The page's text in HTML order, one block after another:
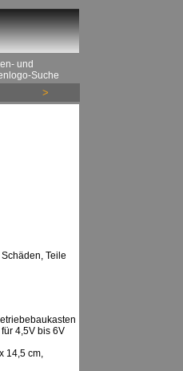
und
Suche
>
Teile
4,5V bis 6V
14,5 cm,